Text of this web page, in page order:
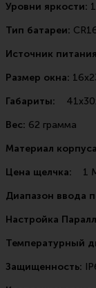
Уровни яркости:
Тип батареи:
Источник
Размер окна:
Габариты:
Вес: 62 грамма
Материал
Цена щелчка:
1
Диапазон ввода
Настройка
Температурный
Защищенность: